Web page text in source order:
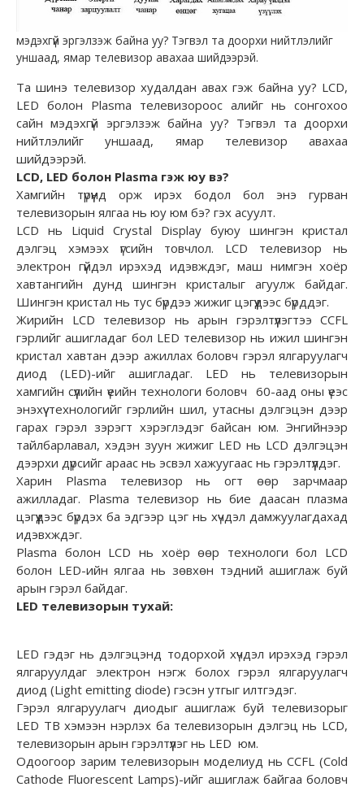
мэдэхгүй эргэлзэж байна уу? Тэгвэл та доорхи нийтлэлийг
уншаад, ямар телевизор авахаа шийдээрэй.
Та шинэ телевизор худалдан авах гэж байна уу? LCD,
LED болон Plasma телевизороос алийг нь сонгохоо
сайн мэдэхгүй эргэлзэж байна уу? Тэгвэл та доорхи
нийтлэлийг уншаад, ямар телевизор авахаа
шийдээрэй.
LCD, LED болон Plasma гэж юу вэ?
Хамгийн түрүүнд орж ирэх бодол бол энэ гурван
телевизорын ялгаа нь юу юм бэ? гэх асуулт.
LCD нь Liquid Crystal Display буюу шингэн кристал
дэлгэц хэмээх үгсийн товчлол. LCD телевизор нь
электрон гүйдэл ирэхэд идэвждэг, маш нимгэн хоёр
хавтангийн дунд шингэн кристалыг агуулж байдаг.
Шингэн кристал нь тус бүрдээ жижиг цэгүүдээс бүрддэг.
Жирийн LCD телевизор нь арын гэрэлтүүлэгтээ CCFL
гэрлийг ашигладаг бол LED телевизор нь ижил шингэн
кристал хавтан дээр ажиллах боловч гэрэл ялгаруулагч
диод (LED)-ийг ашигладаг. LED нь телевизорын
хамгийн сүүлийн үеийн технологи боловч 60-аад оны үеэс
энэхүү технологийг гэрлийн шил, утасны дэлгэцэн дээр
гарах гэрэл зэрэгт хэрэглэдэг байсан юм. Энгийнээр
тайлбарлавал, хэдэн зуун жижиг LED нь LCD дэлгэцэн
дээрхи дүрсийг араас нь эсвэл хажуугаас нь гэрэлтүүлдэг.
Харин Plasma телевизор нь огт өөр зарчмаар
ажилладаг. Plasma телевизор нь бие даасан плазма
цэгүүдээс бүрдэх ба эдгээр цэг нь хүчдэл дамжуулагдахад
идэвхждэг.
Plasma болон LCD нь хоёр өөр технологи бол LCD
болон LED-ийн ялгаа нь зөвхөн тэдний ашиглаж буй
арын гэрэл байдаг.
LED телевизорын тухай:
LED гэдэг нь дэлгэцэнд тодорхой хүчдэл ирэхэд гэрэл
ялгаруулдаг электрон нэгж болох гэрэл ялгаруулагч
диод (Light emitting diode) гэсэн утгыг илтгэдэг.
Гэрэл ялгаруулагч диодыг ашиглаж буй телевизорыг
LED ТВ хэмээн нэрлэх ба телевизорын дэлгэц нь LCD,
телевизорын арын гэрэлтүүлэг нь LED юм.
Одоогоор зарим телевизорын моделиуд нь CCFL (Cold
Cathode Fluorescent Lamps)-ийг ашиглаж байгаа боловч